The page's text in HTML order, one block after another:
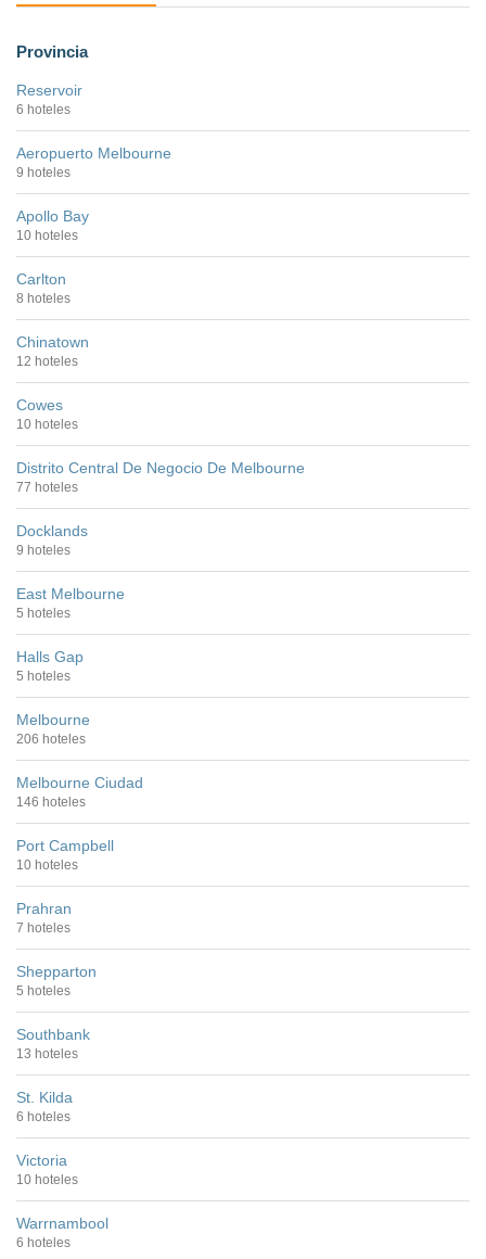
Provincia
Reservoir
6 hoteles
Aeropuerto Melbourne
9 hoteles
Apollo Bay
10 hoteles
Carlton
8 hoteles
Chinatown
12 hoteles
Cowes
10 hoteles
Distrito Central De Negocio De Melbourne
77 hoteles
Docklands
9 hoteles
East Melbourne
5 hoteles
Halls Gap
5 hoteles
Melbourne
206 hoteles
Melbourne Ciudad
146 hoteles
Port Campbell
10 hoteles
Prahran
7 hoteles
Shepparton
5 hoteles
Southbank
13 hoteles
St. Kilda
6 hoteles
Victoria
10 hoteles
Warrnambool
6 hoteles